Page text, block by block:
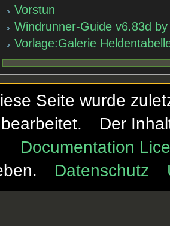
Vorstun
Windrunner-Guide v6.83d
Vorlage:Galerie
Seite wurde
Der
Documentation
Datenschutz